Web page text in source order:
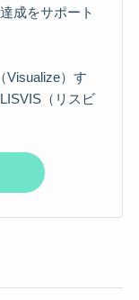
成をサポート
Visualize）す
（リスビ